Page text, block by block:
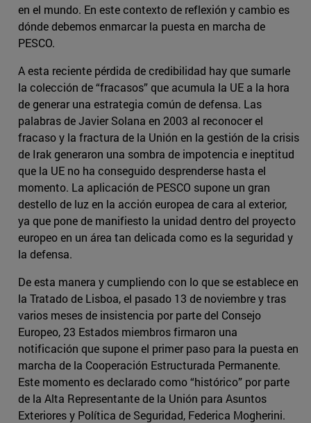
en el mundo. En este contexto de reflexión y cambio es
dónde debemos enmarcar la puesta en marcha de
PESCO.
A esta reciente pérdida de credibilidad hay que sumarle
la colección de “fracasos” que acumula la UE a la hora
de generar una estrategia común de defensa. Las
palabras de Javier Solana en 2003 al reconocer el
fracaso y la fractura de la Unión en la gestión de la crisis
de Irak generaron una sombra de impotencia e ineptitud
que la UE no ha conseguido desprenderse hasta el
momento. La aplicación de PESCO supone un gran
destello de luz en la acción europea de cara al exterior,
ya que pone de manifiesto la unidad dentro del proyecto
europeo en un área tan delicada como es la seguridad y
la defensa.
De esta manera y cumpliendo con lo que se establece en
la Tratado de Lisboa, el pasado 13 de noviembre y tras
varios meses de insistencia por parte del Consejo
Europeo, 23 Estados miembros firmaron una
notificación que supone el primer paso para la puesta en
marcha de la Cooperación Estructurada Permanente.
Este momento es declarado como “histórico” por parte
de la Alta Representante de la Unión para Asuntos
Exteriores y Política de Seguridad, Federica Mogherini.